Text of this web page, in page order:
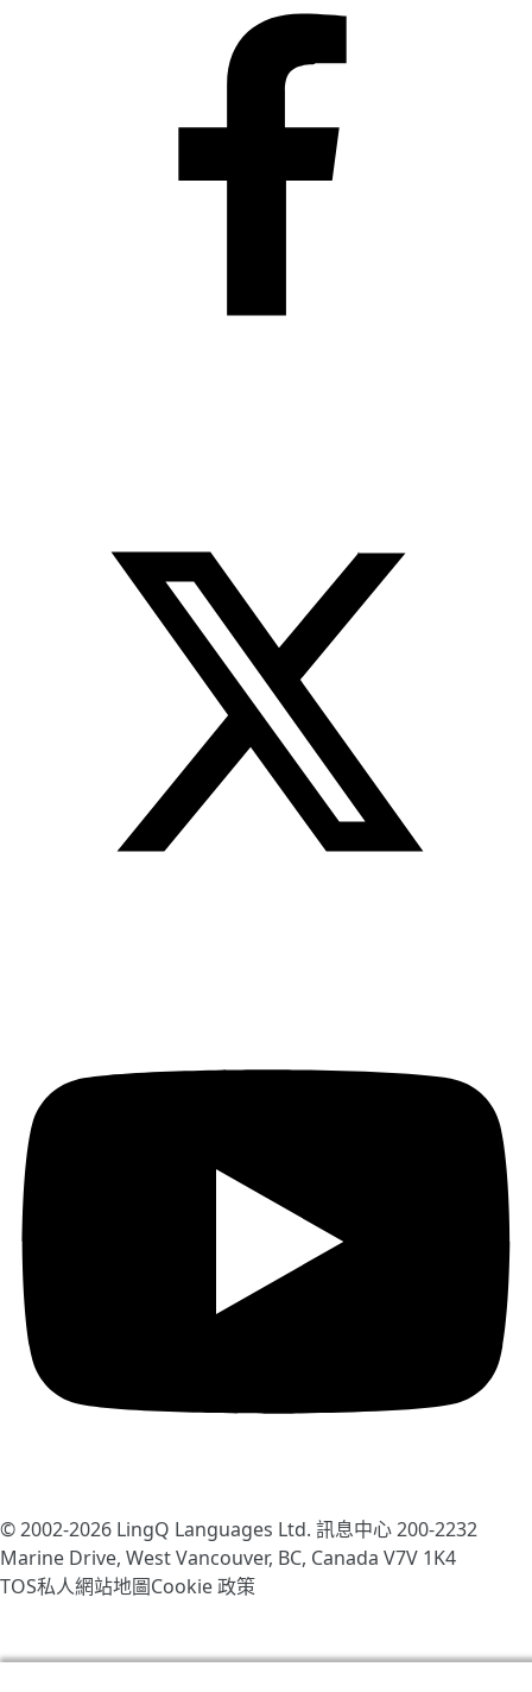
© 2002-2026 LingQ Languages Ltd. 訊息中心 200-2232
Marine Drive, West Vancouver, BC, Canada V7V 1K4
TOS私人網站地圖Cookie 政策